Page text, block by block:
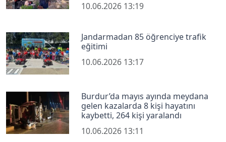
10.06.2026 13:19
Jandarmadan 85 öğrenciye trafik
eğitimi
10.06.2026 13:17
Burdur’da mayıs ayında meydana
gelen kazalarda 8 kişi hayatını
kaybetti, 264 kişi yaralandı
10.06.2026 13:11